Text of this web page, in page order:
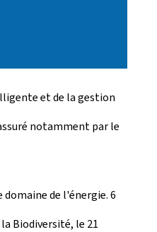
et de la gestion
notamment par le
de l'énergie. 6
Biodiversité, le 21